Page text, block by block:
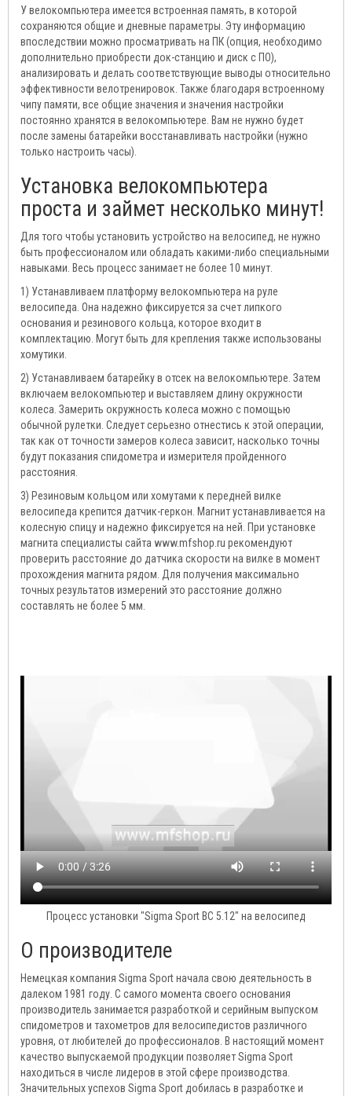
У велокомпьютера имеется встроенная память, в которой
сохраняются общие и дневные параметры. Эту информацию
впоследствии можно просматривать на ПК (опция, необходимо
дополнительно приобрести док-станцию и диск с ПО),
анализировать и делать соответствующие выводы относительно
эффективности велотренировок. Также благодаря встроенному
чипу памяти, все общие значения и значения настройки
постоянно хранятся в велокомпьютере. Вам не нужно будет
после замены батарейки восстанавливать настройки (нужно
только настроить часы).
Установка велокомпьютера
проста и займет несколько минут!
Для того чтобы установить устройство на велосипед, не нужно
быть профессионалом или обладать какими-либо специальными
навыками. Весь процесс занимает не более 10 минут.
1) Устанавливаем платформу велокомпьютера на руле
велосипеда. Она надежно фиксируется за счет липкого
основания и резинового кольца, которое входит в
комплектацию. Могут быть для крепления также использованы
хомутики.
2) Устанавливаем батарейку в отсек на велокомпьютере. Затем
включаем велокомпьютер и выставляем длину окружности
колеса. Замерить окружность колеса можно с помощью
обычной рулетки. Следует серьезно отнестись к этой операции,
так как от точности замеров колеса зависит, насколько точны
будут показания спидометра и измерителя пройденного
расстояния.
3) Резиновым кольцом или хомутами к передней вилке
велосипеда крепится датчик-геркон. Магнит устанавливается на
колесную спицу и надежно фиксируется на ней. При установке
магнита специалисты сайта www.mfshop.ru рекомендуют
проверить расстояние до датчика скорости на вилке в момент
прохождения магнита рядом. Для получения максимально
точных результатов измерений это расстояние должно
составлять не более 5 мм.
Процесс установки "Sigma Sport BC 5.12" на велосипед
О производителе
Немецкая компания Sigma Sport начала свою деятельность в
далеком 1981 году. С самого момента своего основания
производитель занимается разработкой и серийным выпуском
спидометров и тахометров для велосипедистов различного
уровня, от любителей до профессионалов. В настоящий момент
качество выпускаемой продукции позволяет Sigma Sport
находиться в числе лидеров в этой сфере производства.
Значительных успехов Sigma Sport добилась в разработке и